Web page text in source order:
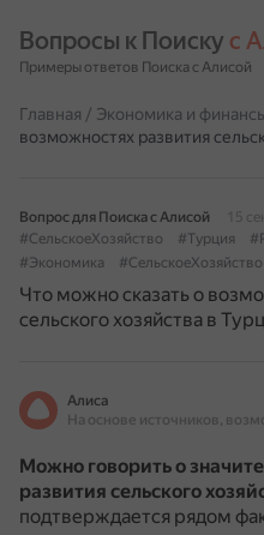
Вопросы к Поиску с
Примеры ответов Поиска с Алисой
Главная / Экономика и
возможностях развития
Вопрос для Поиска с Алисой
15
#СельскоеХозяйство
#Турция
#Экономика
#СельскоеХозяйство
Что можно сказать о
сельского хозяйства в
Алиса
Можно говорить о
развития сельского
подтверждается рядом